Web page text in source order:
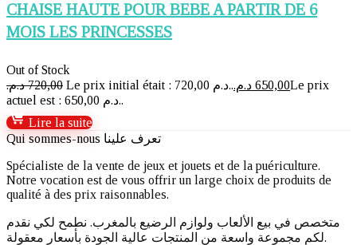
CHAISE HAUTE POUR BEBE A PARTIR DE 6
MOIS LES PRINCESSES
Out of Stock
720,00 د.م. Le prix initial était : 720,00 د.م.. 650,00 د.م.
Le prix
actuel est : 650,00 د.م..
Lire la suite
Qui sommes-nous تعرف علينا
Spécialiste de la vente de jeux et jouets et de la puériculture.
Notre vocation est de vous offrir un large choix de produits de
qualité à des prix raisonnables.
متخصص في بيع الألعاب ولوازم الرضيع بالمغرب. نطمح لكي نقدم
لكم مجموعة واسعة من المنتجات عالية الجودة بأسعار معقولة.